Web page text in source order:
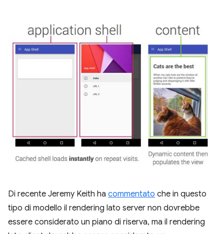
Di recente Jeremy Keith ha commentato che in questo
tipo di modello il rendering lato server non dovrebbe
essere considerato un piano di riserva, ma il rendering